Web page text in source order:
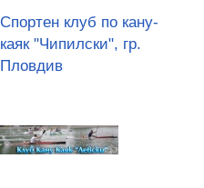
Спортен клуб по кану-
каяк "Чипилски", гр.
Пловдив